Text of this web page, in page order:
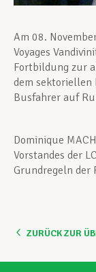
Am 08.
Voyages
Fortbildung zur
dem sektoriellen
Busfahrer auf
Dominique
Vorstandes der
Grundregeln der
ZURÜCK ZUR